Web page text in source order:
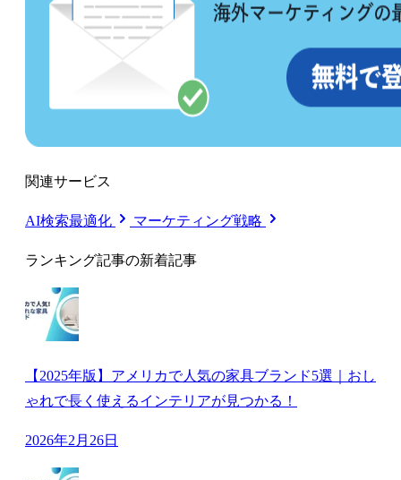
関連サービス
AI検索最適化 マーケティング戦略
ランキング記事の新着記事
【2025年版】アメリカで人気の家具ブランド5選｜おし
ゃれで長く使えるインテリアが見つかる！
2026年2月26日